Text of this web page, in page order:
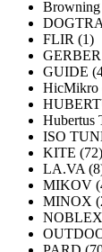
FLIR (1)
GUIDE
HicMikro
Hubertus
ISO
KITE (72)
LA.VA
MIKOV
MINOX